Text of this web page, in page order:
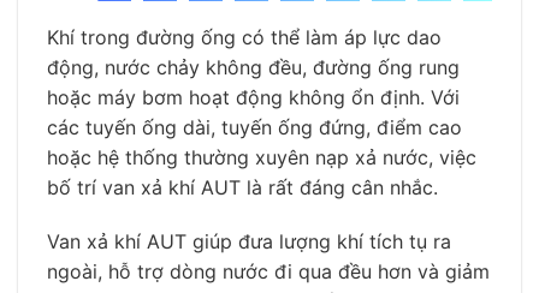
Khí trong đường ống có thể làm áp lực dao
động, nước chảy không đều, đường ống rung
hoặc máy bơm hoạt động không ổn định. Với
các tuyến ống dài, tuyến ống đứng, điểm cao
hoặc hệ thống thường xuyên nạp xả nước, việc
bố trí van xả khí AUT là rất đáng cân nhắc.
Van xả khí AUT giúp đưa lượng khí tích tụ ra
ngoài, hỗ trợ dòng nước đi qua đều hơn và giảm